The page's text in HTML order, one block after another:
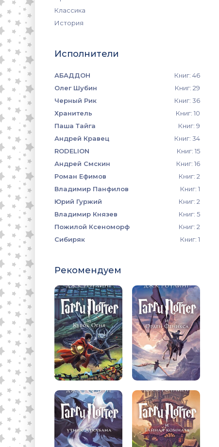
Классика
История
Исполнители
АБАДДОН
Книг: 46
Олег Шубин
Книг: 29
Черный Рик
Книг: 36
Хранитель
Книг: 10
Паша Тайга
Книг: 9
Андрей Кравец
Книг: 34
RODELION
Книг: 15
Андрей Смскин
Книг: 16
Роман Ефимов
Книг: 2
Владимир Панфилов
Книг: 1
Юрий Гуржий
Книг: 2
Владимир Князев
Книг: 5
Пожилой Ксеноморф
Книг: 2
Сибиряк
Книг: 1
Рекомендуем